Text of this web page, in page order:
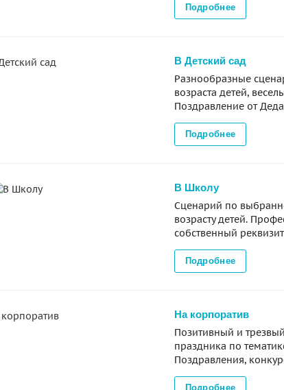
Подробнее
В Детский сад
Разнообразные
возраста детей,
Поздравление от
Подробнее
В Школу
Сценарий по
возрасту детей.
собственный
Подробнее
На корпоратив
Позитивный и
праздника по
Поздравления,
Подробнее